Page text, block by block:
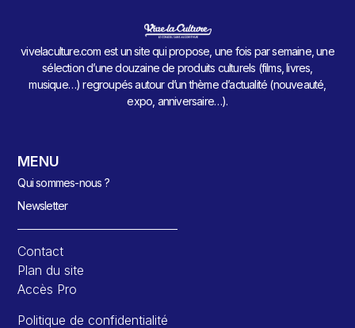
vivelaculture.com est un site qui propose, une fois par semaine, une
sélection d’une douzaine de produits culturels (films, livres,
musique…) regroupés autour d’un thème d’actualité (nouveauté,
expo, anniversaire…).
MENU
Qui sommes-nous ?
Newsletter
Contact
Plan du site
Accès Pro
Politique de confidentialité